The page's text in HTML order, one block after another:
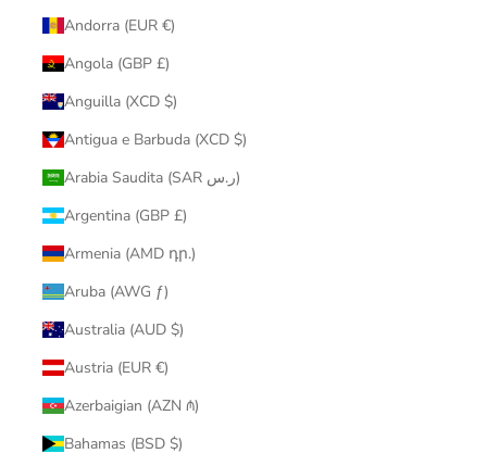
Andorra (EUR €)
Angola (GBP £)
Anguilla (XCD $)
Antigua e Barbuda (XCD $)
Arabia Saudita (SAR ر.س)
Argentina (GBP £)
Armenia (AMD դր.)
Aruba (AWG ƒ)
Australia (AUD $)
Austria (EUR €)
Azerbaigian (AZN ₼)
Bahamas (BSD $)